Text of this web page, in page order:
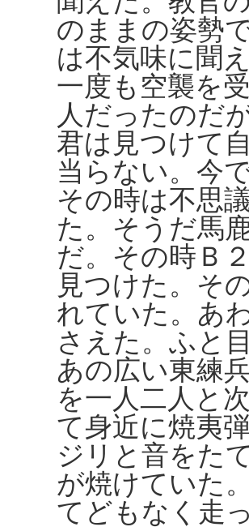
のままの姿勢
は不気味に聞
一度も空襲を
人だったのだ
君は見つけて
当らない。今
その時は不思
た。そうだ馬
だ。その時Ｂ
見つけた。そ
れていた。あ
さえた。ふと
あの広い東練
を一人二人と
て身近に焼夷
ジリと音をた
が焼けていた
てどもなく走